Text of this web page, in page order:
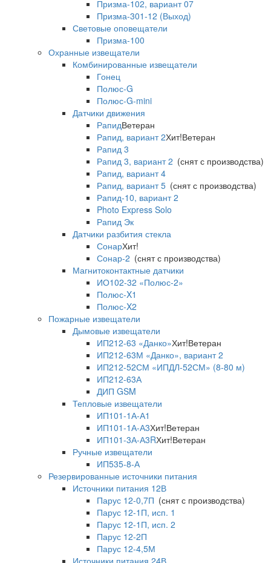
Призма-102, вариант 07
Призма-301-12 (Выход)
Световые оповещатели
Призма-100
Охранные извещатели
Комбинированные извещатели
Гонец
Полюс-G
Полюс-G-mini
Датчики движения
РапидВетеран
Рапид, вариант 2Хит!Ветеран
Рапид 3
Рапид 3, вариант 2 (снят с производства)
Рапид, вариант 4
Рапид, вариант 5 (снят с производства)
Рапид-10, вариант 2
Photo Express Solo
Рапид Эк
Датчики разбития стекла
СонарХит!
Сонар-2 (снят с производства)
Магнитоконтактные датчики
ИО102-32 «Полюс-2»
Полюс-X1
Полюс-X2
Пожарные извещатели
Дымовые извещатели
ИП212-63 «Данко»Хит!Ветеран
ИП212-63М «Данко», вариант 2
ИП212-52СМ «ИПДЛ-52СМ» (8-80 м)
ИП212-63А
ДИП GSM
Тепловые извещатели
ИП101-1А-А1
ИП101-1А-А3Хит!Ветеран
ИП101-3А-А3RХит!Ветеран
Ручные извещатели
ИП535-8-А
Резервированные источники питания
Источники питания 12В
Парус 12-0,7П (снят с производства)
Парус 12-1П, исп. 1
Парус 12-1П, исп. 2
Парус 12-2П
Парус 12-4,5М